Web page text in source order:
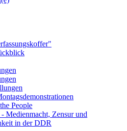
People
Medienmacht, Zensur und
in der DDR